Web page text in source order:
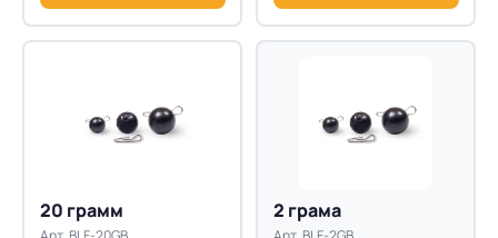
20 грамм 2 грама